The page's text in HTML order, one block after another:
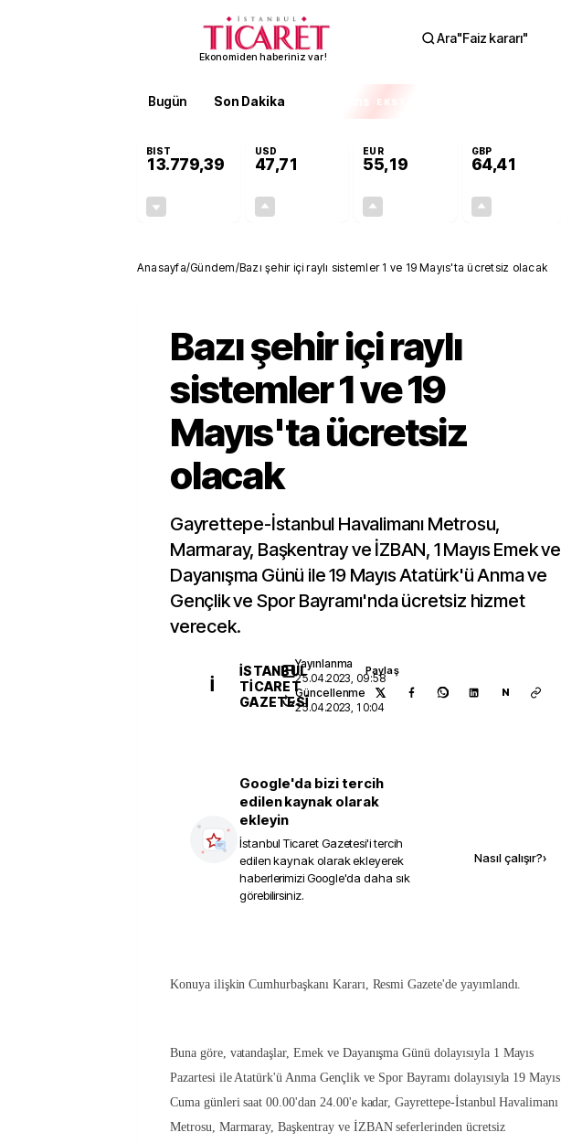
Ekonomiden haberiniz var!
Ara"Faiz kararı"
Bugün Son Dakika EKSTRA
BIST
13.779,39
USD
47,71
EUR
55,19
GBP
64,41
Anasayfa/Gündem/Bazı şehir içi raylı sistemler 1 ve 19 Mayıs'ta ücretsiz olacak
Bazı şehir içi raylı
sistemler 1 ve 19
Mayıs'ta ücretsiz
olacak
Gayrettepe-İstanbul Havalimanı Metrosu,
Marmaray, Başkentray ve İZBAN, 1 Mayıs Emek ve
Dayanışma Günü ile 19 Mayıs Atatürk'ü Anma ve
Gençlik ve Spor Bayramı'nda ücretsiz hizmet
verecek.
İ
İSTANBUL
TICARET
GAZETESI
Yayınlanma
25.04.2023, 09:58
Güncellenme
25.04.2023, 10:04
Paylaş
N
Google'da bizi tercih
edilen kaynak olarak
ekleyin
İstanbul Ticaret Gazetesi'i tercih
edilen kaynak olarak ekleyerek
haberlerimizi Google'da daha sık
görebilirsiniz.
Nasıl çalışır?›
Konuya ilişkin Cumhurbaşkanı Kararı, Resmi Gazete'de yayımlandı.
Buna göre, vatandaşlar, Emek ve Dayanışma Günü dolayısıyla 1 Mayıs
Pazartesi ile Atatürk'ü Anma Gençlik ve Spor Bayramı dolayısıyla 19 Mayıs
Cuma günleri saat 00.00'dan 24.00'e kadar, Gayrettepe-İstanbul Havalimanı
Metrosu, Marmaray, Başkentray ve İZBAN seferlerinden ücretsiz